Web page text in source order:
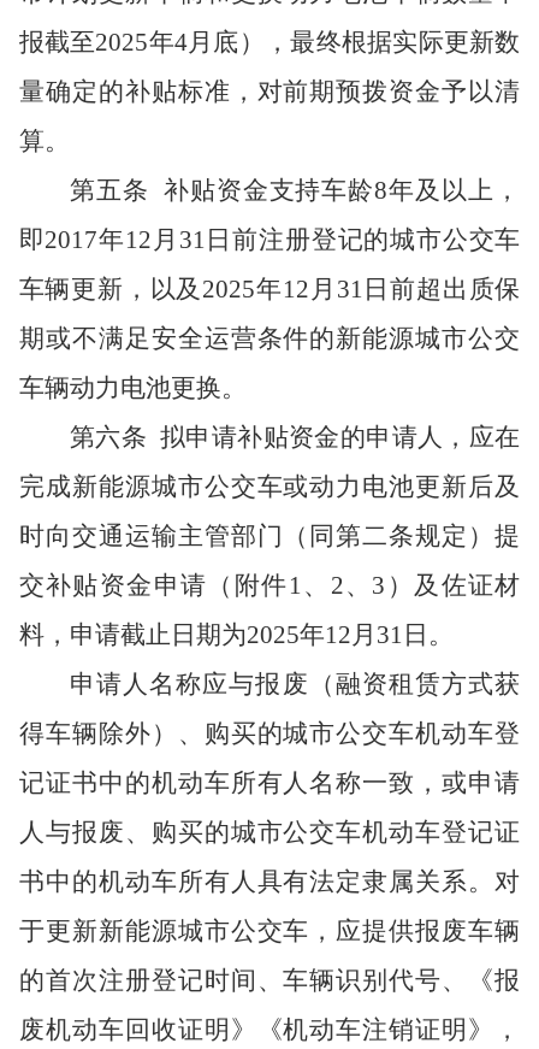
报截至2025年4月底 ）
，最终根据实际更新数
量确定的补贴标准，对前期预拨资金予以清
算。
第五条 补贴资金支持车龄8年及以上，
即2017年12月31日前注册登记的城市公交车
车辆更新，以及2025年12月31日前超出质保
期或不满足安全运营条件的新能源城市公交
车辆动力电池更换。
第六条 拟申请补贴资金的申请人，应在
完成新能源城市公交车或动力电池更新后及
时向交通运输主管部门（同第二条规定）提
交补贴资金申请（附件1、2、3）及佐证材
料，申请截止日期为2025年12月31日。
申请人名称应与报废（融资租赁方式获
得车辆除外）、购买的城市公交车机动车登
记证书中的机动车所有人名称一致，或申请
人与报废、购买的城市公交车机动车登记证
书中的机动车所有人具有法定隶属关系。对
于更新新能源城市公交车，应提供报废车辆
的首次注册登记时间、车辆识别代号、《报
废机动车回收证明》《机动车注销证明》，